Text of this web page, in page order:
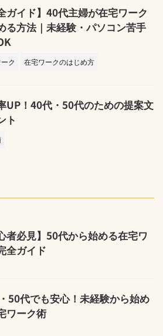
ガイド】40代主婦が在宅ワーク
る方法｜未経験・パソコン苦手
ク 在宅ワークのはじめ方
UP！40代・50代のための提案文
ト
者必見】50代から始める在宅ワ
全ガイド
50代でも安心！未経験から始め
ワーク術